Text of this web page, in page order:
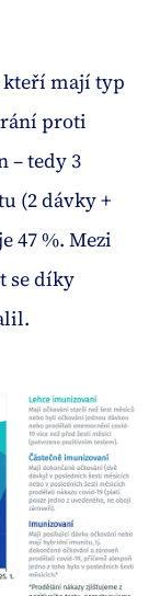
kteří mají typ
proti
– tedy 3
(2 dávky +
47 %. Mezi
se díky